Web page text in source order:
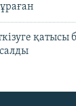
қатысы